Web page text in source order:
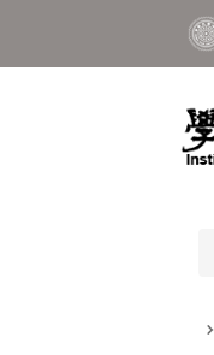
主